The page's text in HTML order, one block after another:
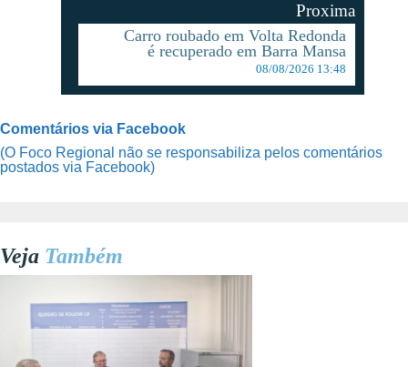
Proxima
Carro roubado em Volta Redonda
é recuperado em Barra Mansa
08/08/2026 13:48
Comentários via Facebook
(O Foco Regional não se responsabiliza pelos comentários
postados via Facebook)
Veja Também